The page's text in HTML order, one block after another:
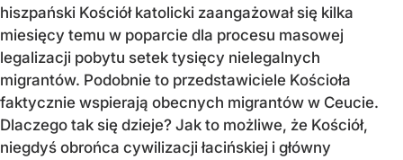
hiszpański Kościół katolicki zaangażował się kilka
miesięcy temu w poparcie dla procesu masowej
legalizacji pobytu setek tysięcy nielegalnych
migrantów. Podobnie to przedstawiciele Kościoła
faktycznie wspierają obecnych migrantów w Ceucie.
Dlaczego tak się dzieje? Jak to możliwe, że Kościół,
niegdyś obrońca cywilizacji łacińskiej i główny